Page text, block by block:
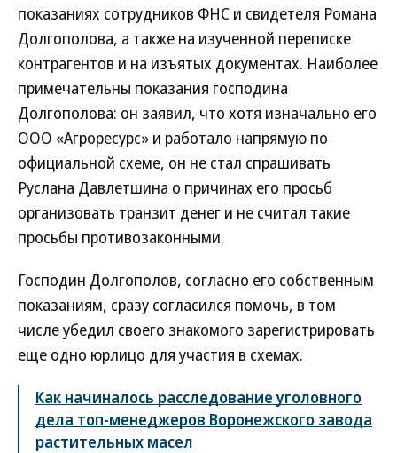
показаниях сотрудников ФНС и свидетеля Романа
Долгополова, а также на изученной переписке
контрагентов и на изъятых документах. Наиболее
примечательны показания господина
Долгополова: он заявил, что хотя изначально его
ООО «Агроресурс» и работало напрямую по
официальной схеме, он не стал спрашивать
Руслана Давлетшина о причинах его просьб
организовать транзит денег и не считал такие
просьбы противозаконными.
Господин Долгополов, согласно его собственным
показаниям, сразу согласился помочь, в том
числе убедил своего знакомого зарегистрировать
еще одно юрлицо для участия в схемах.
Как начиналось расследование уголовного
дела топ-менеджеров Воронежского завода
растительных масел